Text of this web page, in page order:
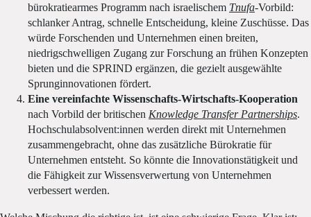
bürokratiearmes Programm nach israelischem Tnufa-Vorbild:
schlanker Antrag, schnelle Entscheidung, kleine Zuschüsse. Das
würde Forschenden und Unternehmen einen breiten,
niedrigschwelligen Zugang zur Forschung an frühen Konzepten
bieten und die SPRIND ergänzen, die gezielt ausgewählte
Sprunginnovationen fördert.
Eine vereinfachte Wissenschafts-Wirtschafts-Kooperation
nach Vorbild der britischen Knowledge Transfer Partnerships.
Hochschulabsolvent:innen werden direkt mit Unternehmen
zusammengebracht, ohne das zusätzliche Bürokratie für
Unternehmen entsteht. So könnte die Innovationstätigkeit und
die Fähigkeit zur Wissensverwertung von Unternehmen
verbessert werden.